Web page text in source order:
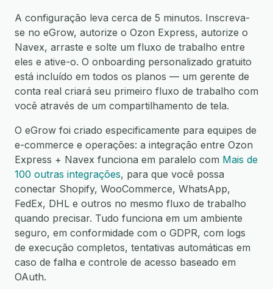
A configuração leva cerca de 5 minutos. Inscreva-
se no eGrow, autorize o Ozon Express, autorize o
Navex, arraste e solte um fluxo de trabalho entre
eles e ative-o. O onboarding personalizado gratuito
está incluído em todos os planos — um gerente de
conta real criará seu primeiro fluxo de trabalho com
você através de um compartilhamento de tela.
O eGrow foi criado especificamente para equipes de
e-commerce e operações: a integração entre Ozon
Express + Navex funciona em paralelo com Mais de
100 outras integrações, para que você possa
conectar Shopify, WooCommerce, WhatsApp,
FedEx, DHL e outros no mesmo fluxo de trabalho
quando precisar. Tudo funciona em um ambiente
seguro, em conformidade com o GDPR, com logs
de execução completos, tentativas automáticas em
caso de falha e controle de acesso baseado em
OAuth.